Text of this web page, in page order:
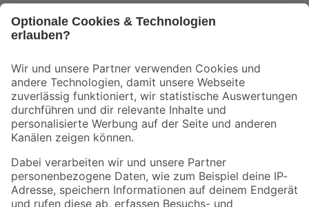
Der toom Newsletter: Keine Angebote und Aktionen mehr verpassen!
Zur Newsletter Anmeldung
Folge uns
Zahlungsarten Versandarten